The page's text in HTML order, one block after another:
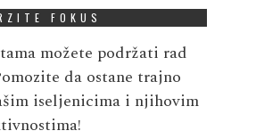
FOKUS
možete podržati rad
da ostane trajno
iseljenicima i njihovim